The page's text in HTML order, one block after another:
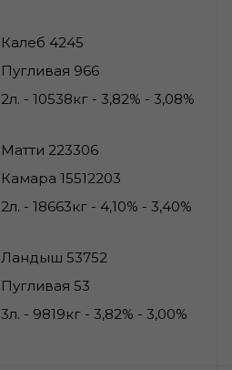
Калеб 4245
Пугливая 966
2л. - 10538кг - 3,82% - 3,08%
Матти 223306
Камара 15512203
2л. - 18663кг - 4,10% - 3,40%
Ландыш 53752
Пугливая 53
3л. - 9819кг - 3,82% - 3,00%